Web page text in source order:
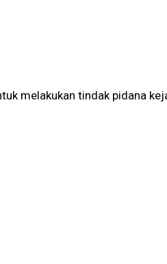
melakukan tindak pidana